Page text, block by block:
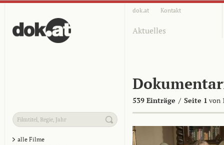
dok.at Kontakt
Aktuelles
539 Einträge / Seite 1 von
alle Filme